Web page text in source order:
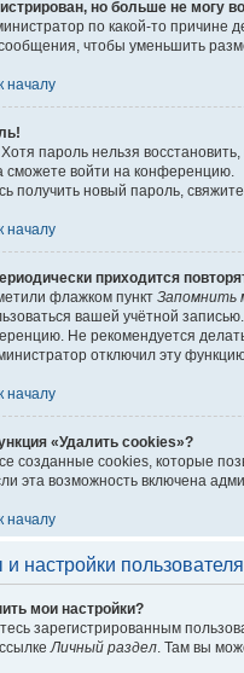
но больше не могу
по какой-то причине
чтобы уменьшить
началу
пароль нельзя
сможете войти на конференцию.
получить новый пароль,
началу
приходится
флажком пункт Запомнить
вашей учётной
Не рекомендуется
отключил эту
началу
«Удалить cookies»?
созданные cookies, которые
эта возможность включена
началу
настройки пользователя
мои настройки?
зарегистрированным
Личный раздел . Там вы